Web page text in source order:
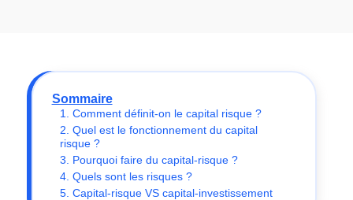
Sommaire
1. Comment définit-on le capital risque ?
2. Quel est le fonctionnement du capital
risque ?
3. Pourquoi faire du capital-risque ?
4. Quels sont les risques ?
5. Capital-risque VS capital-investissement